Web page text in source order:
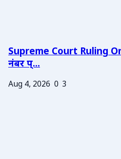
Supreme Court Ruling
नंबर प्...
Aug 4, 2026 0 3